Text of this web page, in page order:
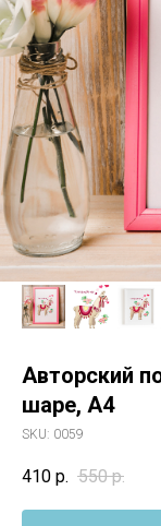
Авторский
шаре, А4
SKU: 0059
410 р. 550 р.